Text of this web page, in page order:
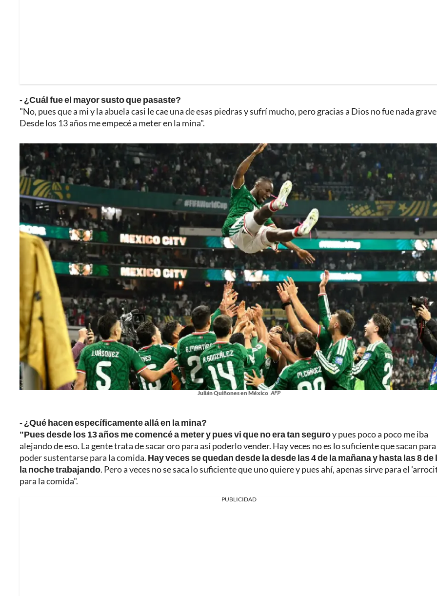
- ¿Cuál fue el mayor susto que pasaste?
"No, pues que a mi y la abuela casi le cae una de esas piedras y sufrí mucho, pero gracias a Dios no fue nada
Desde los 13 años me empecé a meter en la mina".
Julián Quiñones en México AFP
- ¿Qué hacen específicamente allá en la mina?
"Pues desde los 13 años me comencé a meter y pues vi que no era tan seguroy pues poco a poco me iba
alejando de eso. La gente trata de sacar oro para así poderlo vender. Hay veces no es lo suficiente que sacan para
poder sustentarse para la comida. Hay veces se quedan desde la desde las 4 de la mañana y hasta las 8 de
la noche trabajando. Pero a veces no se saca lo suficiente que uno quiere y pues ahí, apenas sirve para el
para la comida".
PUBLICIDAD